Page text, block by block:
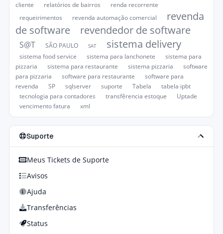
cliente
relatórios de bairros
renda recorrente
requeirimentos
revenda automação comercial
revenda
de software
revendedor de software
S@T SÃO PAULO SAT sistema delivery
sistema food service sistema para lanchonete
sistema para
pizzaria
sistema para restaurante sistema pizzaria
software
para pizzaria
software para restaurante
software para
revenda
SP sqlserver suporte Tabela
tabela ipbt
tecnologia para contadores
transfêrencia estoque
Uptade
vencimento fatura
xml
Suporte
Meus Tickets de Suporte
Avisos
Ajuda
Transferências
Status